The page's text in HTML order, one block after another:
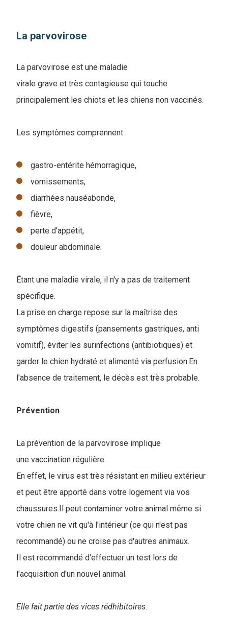
La parvovirose
La parvovirose est une maladie
virale grave et très contagieuse qui touche
principalement les chiots et les chiens non vaccinés.
Les symptômes comprennent :
gastro-entérite hémorragique,
vomissements,
diarrhées nauséabonde,
fièvre,
perte d'appétit,
douleur abdominale.
Étant une maladie virale, il n'y a pas de traitement
spécifique.
La prise en charge repose sur la maîtrise des
symptômes digestifs (pansements gastriques, anti
vomitif), éviter les surinfections (antibiotiques) et
garder le chien hydraté et alimenté via perfusion.En
l'absence de traitement, le décès est très probable.
Prévention
La prévention de la parvovirose implique
une vaccination régulière.
En effet, le virus est très résistant en milieu extérieur
et peut être apporté dans votre logement via vos
chaussures.Il peut contaminer votre animal même si
votre chien ne vit qu'à l'intérieur (ce qui n'est pas
recommandé) ou ne croise pas d'autres animaux.
Il est recommandé d'effectuer un test lors de
l'acquisition d'un nouvel animal.
Elle fait partie des vices rédhibitoires.